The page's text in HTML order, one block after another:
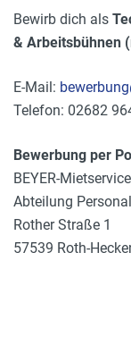
Bewirb dich als
& Arbeitsbühnen
E-Mail:
Telefon: 02682
Bewerbung per
BEYER-
Abteilung Personal
Rother Straße 1
57539 Roth-